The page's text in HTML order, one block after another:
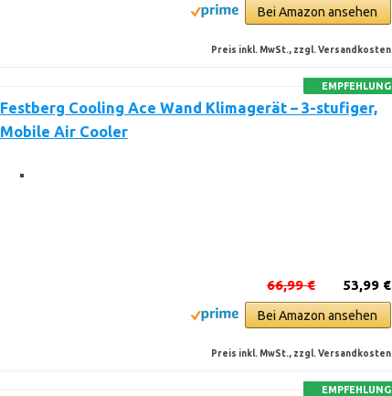
Bei Amazon ansehen
Preis inkl. MwSt., zzgl. Versandkosten
EMPFEHLUNG
Festberg Cooling Ace Wand Klimagerät – 3-stufiger,
Mobile Air Cooler
53,99 €
66,99 €
Bei Amazon ansehen
Preis inkl. MwSt., zzgl. Versandkosten
EMPFEHLUNG